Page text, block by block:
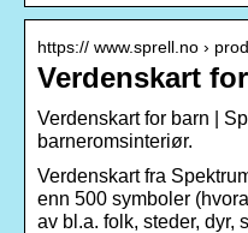
https:// www.sprell.no ›
Verdenskart
Verdenskart for barn |
barneromsinteriør.
Verdenskart fra
enn 500 symboler
av bl.a. folk, steder, dyr,